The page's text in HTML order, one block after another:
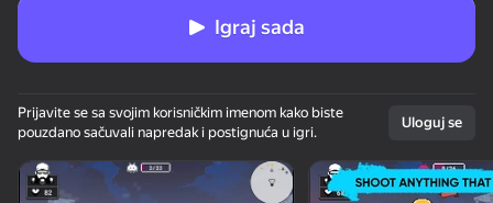
Rotirajte uređaj
Igraj sada
Prijavite se sa svojim korisničkim imenom kako biste
pouzdano sačuvali napredak i postignuća u igri.
Uloguj se